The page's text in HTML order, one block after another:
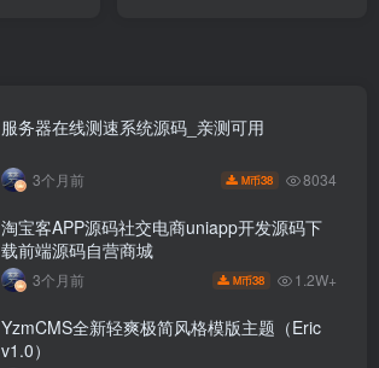
服务器在线测速系统源码_亲测可用
3个月前 M币38 8034
淘宝客APP源码社交电商uniapp开发源码下
载前端源码自营商城
3个月前 M币38 1.2W+
YzmCMS全新轻爽极简风格模版主题（Eric
v1.0）